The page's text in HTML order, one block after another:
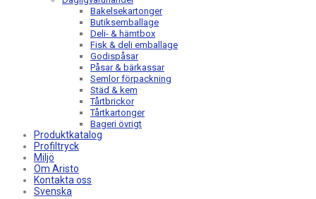
Bakelsekartonger
Butiksemballage
Deli- & hämtbox
Fisk & deli emballage
Godispåsar
Påsar & bärkassar
Semlor förpackning
Städ & kem
Tårtbrickor
Tårtkartonger
Bageri övrigt
Produktkatalog
Profiltryck
Miljö
Om Aristo
Kontakta oss
Svenska